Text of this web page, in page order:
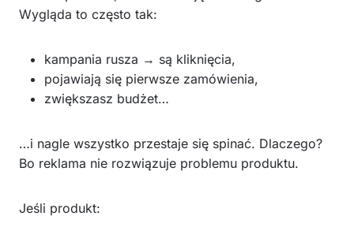
Wygląda to często tak:
kampania rusza → są kliknięcia,
pojawiają się pierwsze zamówienia,
zwiększasz budżet…
…i nagle wszystko przestaje się spinać. Dlaczego?
Bo reklama nie rozwiązuje problemu produktu.
Jeśli produkt: